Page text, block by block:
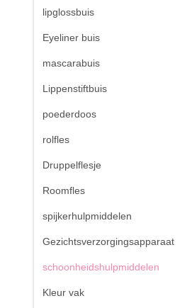
lipglossbuis
Eyeliner buis
mascarabuis
Lippenstiftbuis
poederdoos
rolfles
Druppelflesje
Roomfles
spijkerhulpmiddelen
Gezichtsverzorgingsapparaat
schoonheidshulpmiddelen
Kleur vak